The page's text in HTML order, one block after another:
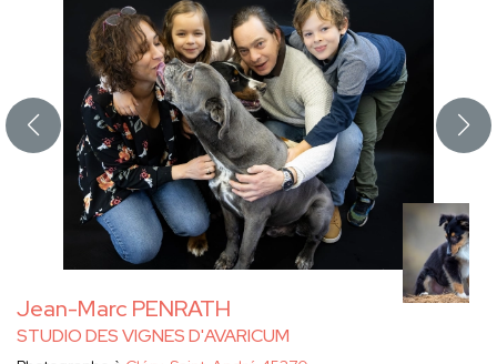
Jean-Marc PENRATH
STUDIO DES VIGNES D'AVARICUM